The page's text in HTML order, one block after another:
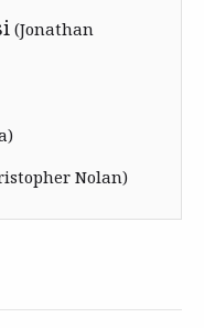
(Jonathan
Nolan)